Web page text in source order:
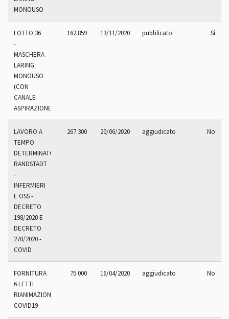
MONOUSO
LOTTO 36
-
MASCHERA
LARING.
MONOUSO
(CON
CANALE
ASPIRAZIONE)
162.859 13/11/2020 pubblicato Si
LAVORO A
TEMPO
DETERMINATO
RANDSTADT
-
INFERMIERI
E OSS -
DECRETO
198/2020 E
DECRETO
270/2020 -
COVID
267.300 20/06/2020 aggiudicato No
FORNITURA
6 LETTI
RIANIMAZIONE
COVID19
75.000 16/04/2020 aggiudicato No